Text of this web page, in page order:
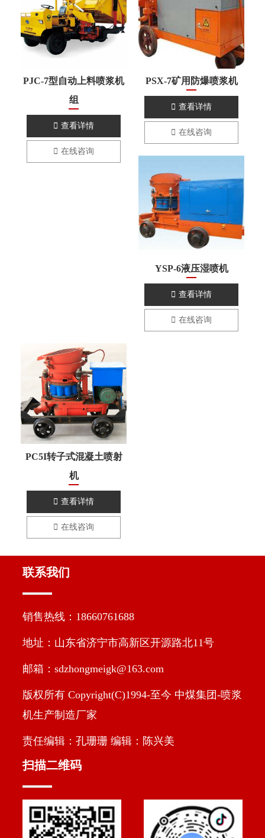
PJC-7型自动上料喷浆机
组
 查看详情
 在线咨询
PSX-7矿用防爆喷浆机
 查看详情
 在线咨询
YSP-6液压湿喷机
 查看详情
 在线咨询
PC5I转子式混凝土喷射
机
 查看详情
 在线咨询
联系我们
销售热线：18660761688
地址：山东省济宁市高新区开源路北11号
邮箱：sdzhongmeigk@163.com
版权所有 Copyright(C)1994-至今 中煤集团-喷浆
机生产制造厂家
责任编辑：孔珊珊 编辑：陈兴美
扫描二维码